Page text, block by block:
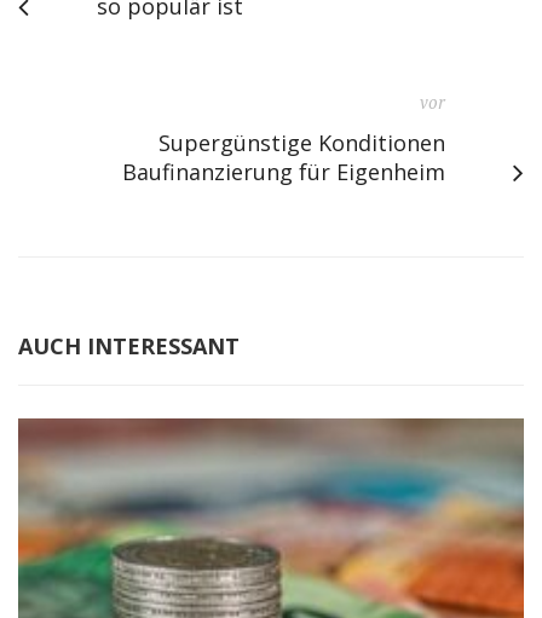
so populär ist
vor
Supergünstige Konditionen
Baufinanzierung für Eigenheim
AUCH INTERESSANT